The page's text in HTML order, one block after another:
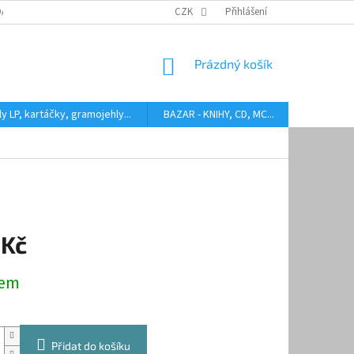
HODNOCENÍ STAVU BAZAROVÝCH LP AUDIOKAZETY ANEB
CZK Přihlášení
NÁKUPNÍ
Prázdný košík
LP, kartáčky, gramojehly... BAZAR - KNIHY, CD, MC...
Přidat do košíku